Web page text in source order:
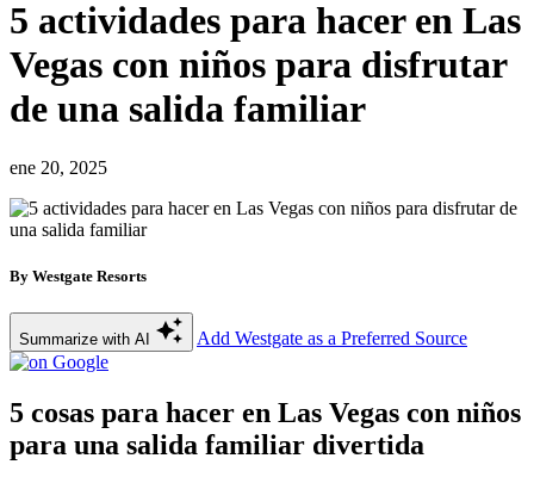
5 actividades para hacer en Las
Vegas con niños para disfrutar
de una salida familiar
ene 20, 2025
By Westgate Resorts
Summarize with AI Add Westgate as a Preferred Source
5 cosas para hacer en Las Vegas con niños
para una salida familiar divertida